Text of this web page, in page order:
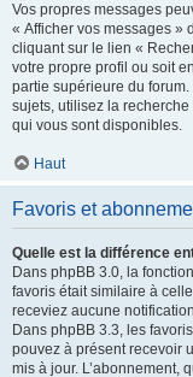
Vos propres messages
« Afficher vos messages »
cliquant sur le lien «
votre propre profil ou soit
partie supérieure du
sujets, utilisez la
qui vous sont disponibles.
Haut
Favoris et
Quelle est la différence
Dans phpBB 3.0, la
favoris était similaire à
receviez aucune
Dans phpBB 3.3, les
pouvez à présent recevoir
mis à jour. L’abonnement,